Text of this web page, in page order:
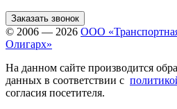
Заказать звонок
© 2006 — 2026 ООО
Олигарх»
На данном сайте производится
данных в соответствии с
согласия посетителя.